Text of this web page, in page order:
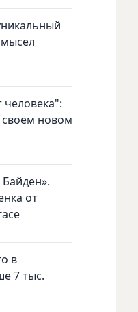
человека":
новом
от
в
7 тыс.